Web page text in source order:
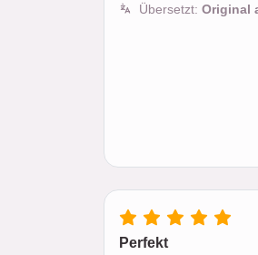
Übersetzt: Original
Perfekt